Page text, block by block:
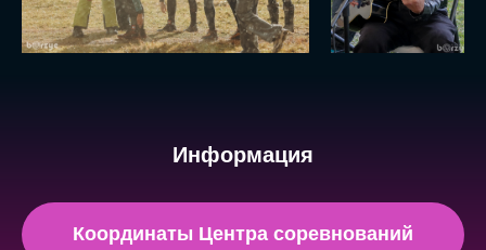
Информация
Координаты Центра соревнований